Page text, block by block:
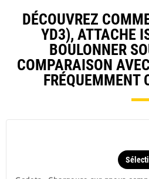
DÉCOUVREZ
YD3), ATTACHE
BOULONNER
COMPARAISON
FRÉQUEMMENT